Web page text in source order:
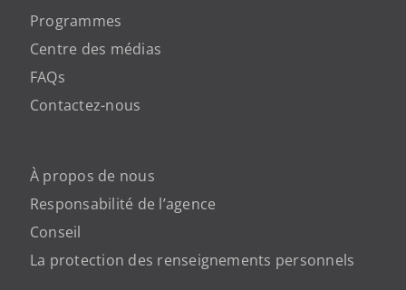
Programmes
Centre des médias
FAQs
Contactez-nous
À propos de nous
Responsabilité de l’agence
Conseil
La protection des renseignements personnels